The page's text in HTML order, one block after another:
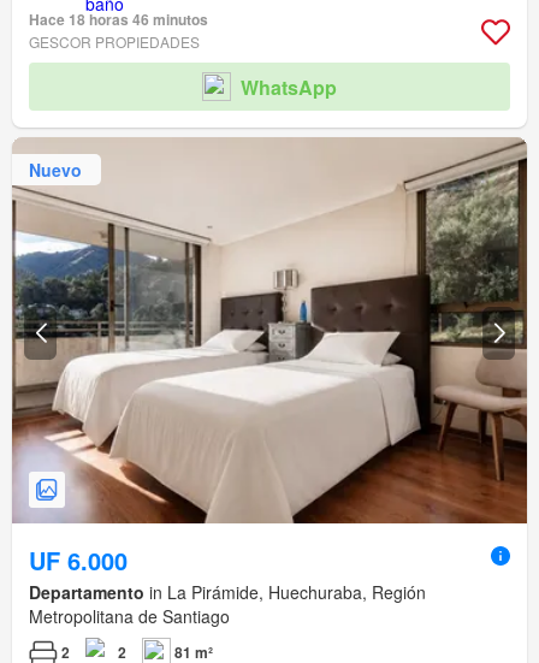
Hace 18 horas 46 minutos
GESCOR PROPIEDADES
WhatsApp
Nuevo
UF 6.000
Departamento in La Pirámide, Huechuraba, Región
Metropolitana de Santiago
2 2 81 m²